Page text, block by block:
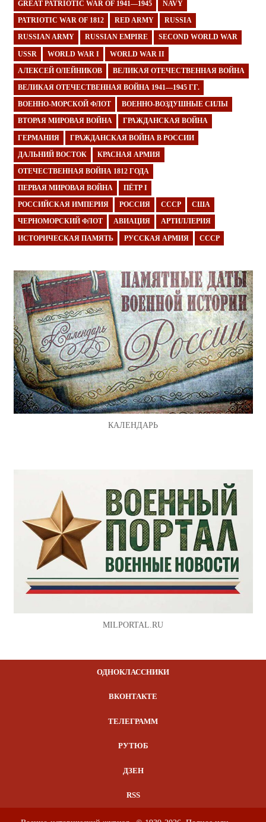
GREAT PATRIOTIC WAR OF 1941—1945 NAVY
PATRIOTIC WAR OF 1812 RED ARMY RUSSIA
RUSSIAN ARMY RUSSIAN EMPIRE SECOND WORLD WAR
USSR WORLD WAR I WORLD WAR II
АЛЕКСЕЙ ОЛЕЙНИКОВ ВЕЛИКАЯ ОТЕЧЕСТВЕННАЯ ВОЙНА
ВЕЛИКАЯ ОТЕЧЕСТВЕННАЯ ВОЙНА 1941—1945 ГГ.
ВОЕННО-МОРСКОЙ ФЛОТ ВОЕННО-ВОЗДУШНЫЕ СИЛЫ
ВТОРАЯ МИРОВАЯ ВОЙНА ГРАЖДАНСКАЯ ВОЙНА
ГЕРМАНИЯ ГРАЖДАНСКАЯ ВОЙНА В РОССИИ
ДАЛЬНИЙ ВОСТОК КРАСНАЯ АРМИЯ
ОТЕЧЕСТВЕННАЯ ВОЙНА 1812 ГОДА
ПЕРВАЯ МИРОВАЯ ВОЙНА ПЁТР I
РОССИЙСКАЯ ИМПЕРИЯ РОССИЯ СССР США
ЧЕРНОМОРСКИЙ ФЛОТ АВИАЦИЯ АРТИЛЛЕРИЯ
ИСТОРИЧЕСКАЯ ПАМЯТЬ РУССКАЯ АРМИЯ СССР
КАЛЕНДАРЬ
MILPORTAL.RU
ОДНОКЛАССНИКИ
ВКОНТАКТЕ
ТЕЛЕГРАММ
РУТЮБ
ДЗЕН
RSS